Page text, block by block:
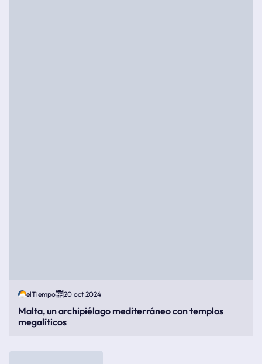
elTiempo 20 oct 2024
Malta, un archipiélago mediterráneo con templos
megalíticos